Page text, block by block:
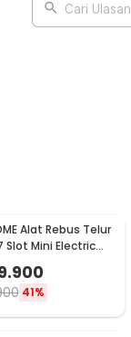
Cari Ulasan
Alat Rebus Telur
Slot Mini Electric
41%